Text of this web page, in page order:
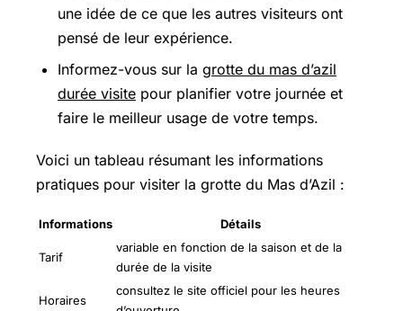
une idée de ce que les autres visiteurs ont
pensé de leur expérience.
Informez-vous sur la grotte du mas d’azil
durée visite pour planifier votre journée et
faire le meilleur usage de votre temps.
Voici un tableau résumant les informations
pratiques pour visiter la grotte du Mas d’Azil :
Informations Détails
Tarif
variable en fonction de la saison et de la
durée de la visite
Horaires
consultez le site officiel pour les heures